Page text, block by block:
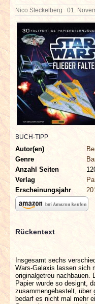
NEWS & DATES
BERICHTE
VERLOSUNGEN
INTERVIEWS
SPECIALS
REDAKTION
LINKS
ARCHIV
Nico Steckelberg 01.
BUCH-TIPP
Autor(en)
Genre
Anzahl Seiten
Verlag
Erscheinungsjahr
Rückentext
Insgesamt sechs
Wars-Galaxis lassen sich
originalgetreu nachbauen.
Papier wurde so designt,
zusammengebastelt, über
bedarf es nicht mal mehr